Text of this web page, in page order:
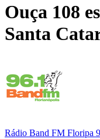
Ouça 108
Santa
Rádio Band FM Floripa